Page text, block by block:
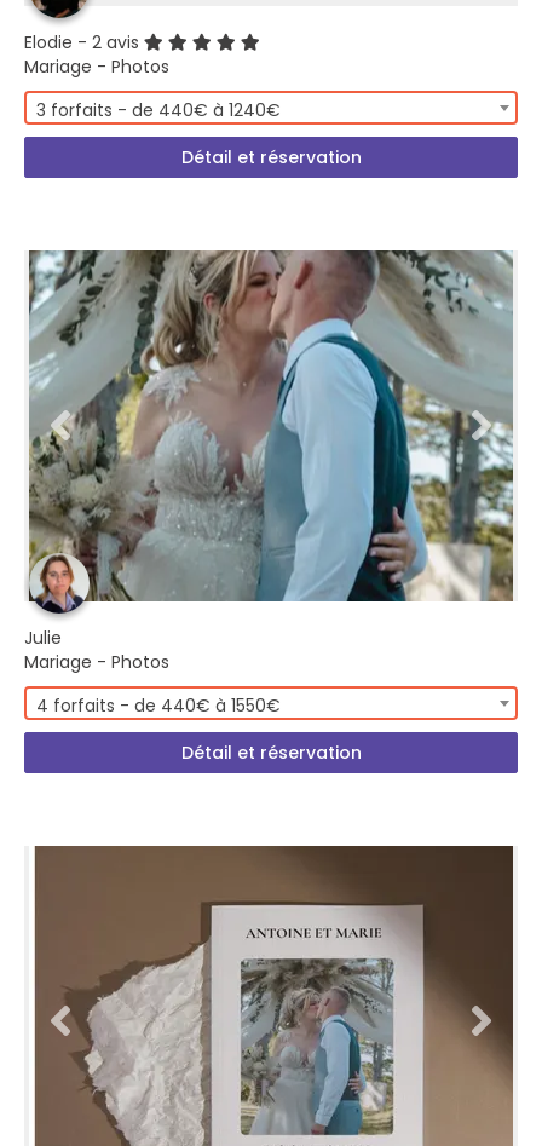
Elodie - 2 avis
Mariage - Photos
3 forfaits - de 440€ à 1240€
Détail et réservation
Julie
Mariage - Photos
4 forfaits - de 440€ à 1550€
Détail et réservation